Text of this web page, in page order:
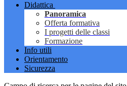
Didattica
Panoramica
Offerta formativa
I progetti delle classi
Formazione
Info utili
Orientamento
Sicurezza